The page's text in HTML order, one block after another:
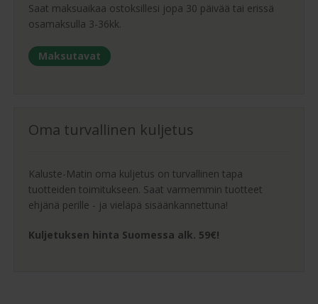
Saat maksuaikaa ostoksillesi jopa 30 päivää tai erissä
osamaksulla 3-36kk.
Maksutavat
Oma turvallinen kuljetus
Kaluste-Matin oma kuljetus on turvallinen tapa
tuotteiden toimitukseen. Saat varmemmin tuotteet
ehjänä perille - ja vieläpä sisäänkannettuna!
Kuljetuksen hinta Suomessa alk. 59€!